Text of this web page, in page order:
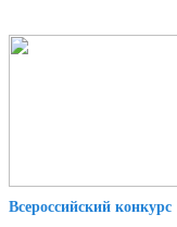
Всероссийский